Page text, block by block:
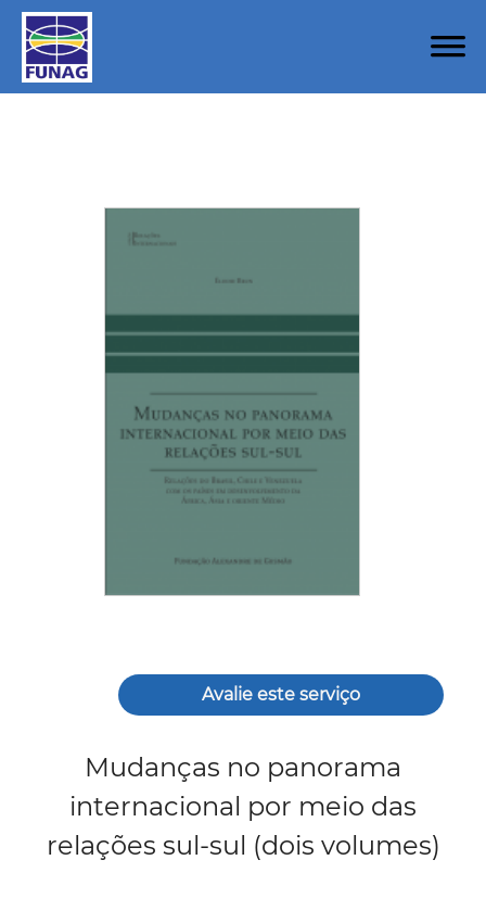
Avalie este serviço
Mudanças no panorama
internacional por meio das
relações sul-sul (dois volumes)